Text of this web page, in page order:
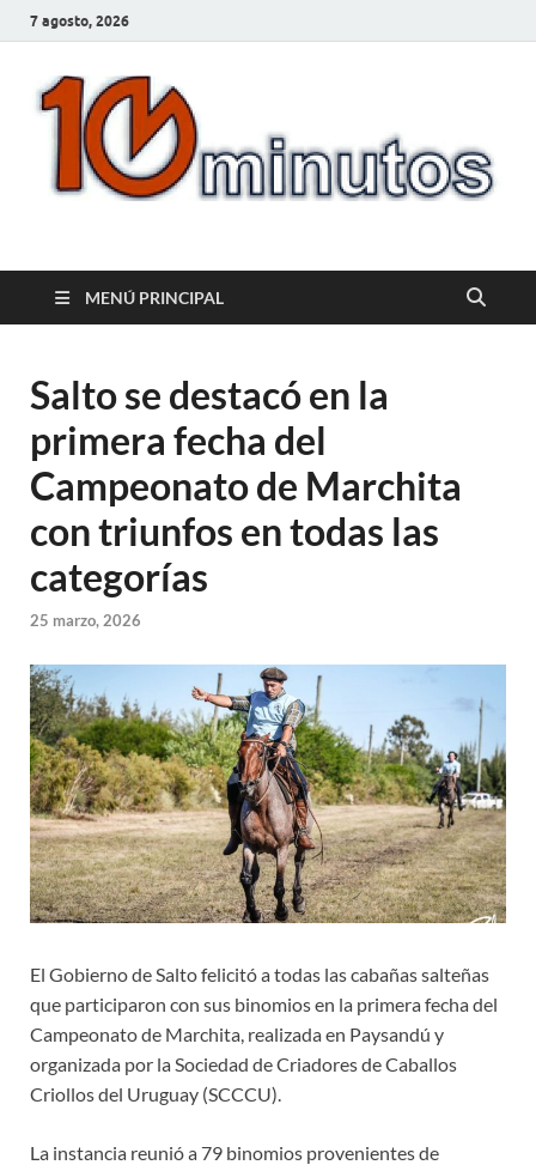
7 agosto, 2026
10minutos.com.uy
MENÚ PRINCIPAL
Salto se destacó en la
primera fecha del
Campeonato de Marchita
con triunfos en todas las
categorías
25 marzo, 2026
El Gobierno de Salto felicitó a todas las cabañas salteñas
que participaron con sus binomios en la primera fecha del
Campeonato de Marchita, realizada en Paysandú y
organizada por la Sociedad de Criadores de Caballos
Criollos del Uruguay (SCCCU).
La instancia reunió a 79 binomios provenientes de